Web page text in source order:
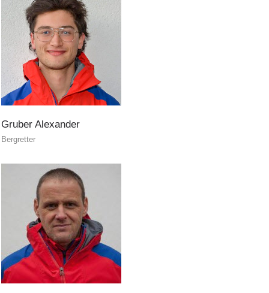
Attuali
Rapporti annuali
Gruber Alexander
Bergretter